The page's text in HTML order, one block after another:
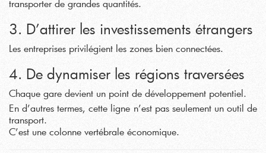
transporter de grandes quantités.
3. D’attirer les investissements étrangers
Les entreprises privilégient les zones bien connectées.
4. De dynamiser les régions traversées
Chaque gare devient un point de développement potentiel.
En d’autres termes, cette ligne n’est pas seulement un outil de
transport.
C’est une colonne vertébrale économique.